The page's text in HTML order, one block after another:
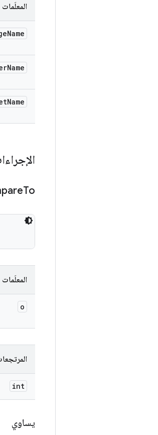
المعلَمات
Name
Name
Name
To
المعلَمات
o
int
يساوي